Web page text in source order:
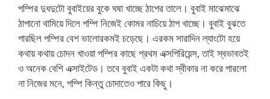
পম্পির দুধদুটো বুবাইয়ের বুকে ঘষা খাচ্ছে ঠাপের তালে। বুবাই মাঝেমাঝে
ঠাপানো থামিয়ে দিলে পম্পি নিজেই কোমর নাচিয়ে ঠাপ খাচ্ছে। বুবাই বুঝতে
পারছিল পম্পির বেশ ভালোরকমই চড়েছে। এরকম সারাদিন ল্যাংটো হয়ে
কথায় কথায় চোদন খাওয়া পম্পির কাছে প্রথম এক্সপিরিয়েন্স, তাই স্বভাবতই
ও অনেক বেশি এক্সাইটেড। তবে বুবাই একটা কথা স্বীকার না করে পারলো
না নিজের মনে, পম্পি কিন্তু চোদাতেও পারে কিছু।